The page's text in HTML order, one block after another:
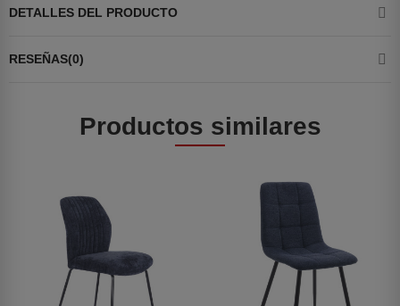
DETALLES DEL PRODUCTO
RESEÑAS(0)
Productos similares